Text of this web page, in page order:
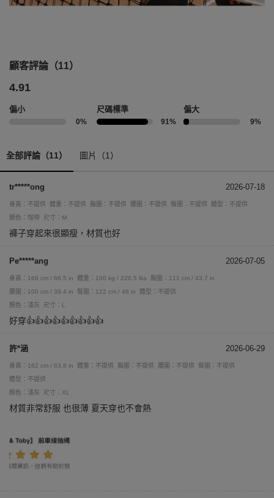
顧客評論（11）
4.91
偏小
0%
尺碼標準
91%
偏大
9%
全部評論（11） 圖片（1）
tr*****ong 2026-07-18
身高：不提供 體重：不提供 胸圍：不提供 腰圍：不提供 臀圍：不提供
體型：不提供
顏色：咖啡
尺寸：M
褲子穿起來很顯瘦，材質也好
Pe*****ang 2026-07-05
身高：169 cm / 66.5 in 體重：100 kg / 220.5 lbs
胸圍：111 cm / 43.7 in
腰圍：100 cm / 39.4 in
臀圍：122 cm / 48 in
體型：不提供
顏色：淺灰
尺寸：L
好穿👍👍👍👍👍👍👍👍👍
許*涵 2026-06-29
身高：162 cm / 63.8 in 體重：不提供 胸圍：不提供 腰圍：不提供
臀圍：不提供
體型：不提供
顏色：淺灰
尺寸：XL
材質非常舒服 也很薄 夏天穿也不會熱